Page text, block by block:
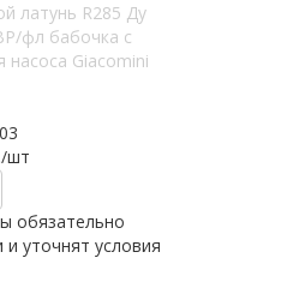
латунь R285 Ду
фл бабочка с
насоса Giacomini
/шт
обязательно
уточнят условия